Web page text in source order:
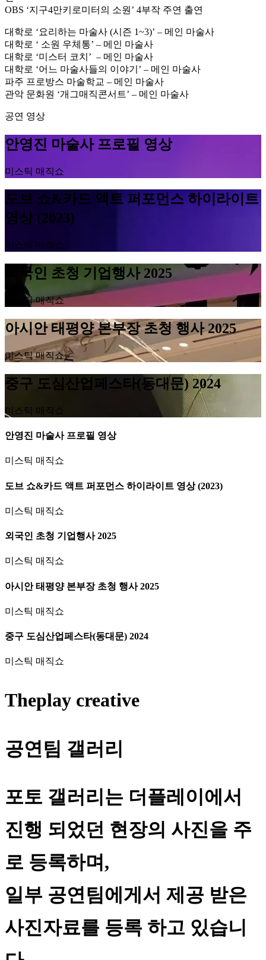
OBS ‘지구4만키로미터의 소원’ 4부작 주연 출연
대학로 ‘요리하는 마술사 (시즌 1~3)’ – 메인 마술사
대학로 ‘ 소원 우체통’ – 메인 마술사
대학로 ‘미스터 코치’ – 메인 마술사
대학로 ‘어느 마술사들의 이야기’ – 메인 마술사
파주 프로방스 마술학교 – 메인 마술사
관악 문화원 ‘개그매직콘서트’ – 메인 마술사
공연 영상
안영진 마술사 프로필 영상
미스틱 매직쇼
도브 쇼&카드 액트 퍼포먼스 하이라이트
영상 (2023)
미스틱 매직쇼
외국인 초청 기업행사 2025
미스틱 매직쇼
아시안 태평양 본부장 초청 행사 2025
미스틱 매직쇼
중구 도심산업페스타(동대문) 2024
미스틱 매직쇼
안영진 마술사 프로필 영상
미스틱 매직쇼
도브 쇼&카드 액트 퍼포먼스 하이라이트 영상 (2023)
미스틱 매직쇼
외국인 초청 기업행사 2025
미스틱 매직쇼
아시안 태평양 본부장 초청 행사 2025
미스틱 매직쇼
중구 도심산업페스타(동대문) 2024
미스틱 매직쇼
Theplay creative
공연팀 갤러리
포토 갤러리는 더플레이에서
진행 되었던 현장의 사진을 주
로 등록하며,
일부 공연팀에게서 제공 받은
사진자료를 등록 하고 있습니